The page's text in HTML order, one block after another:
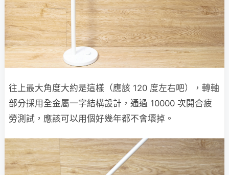
往上最大角度大約是這樣（應該 120 度左右吧），轉軸
部分採用全金屬一字結構設計，通過 10000 次開合疲
勞測試，應該可以用個好幾年都不會壞掉。